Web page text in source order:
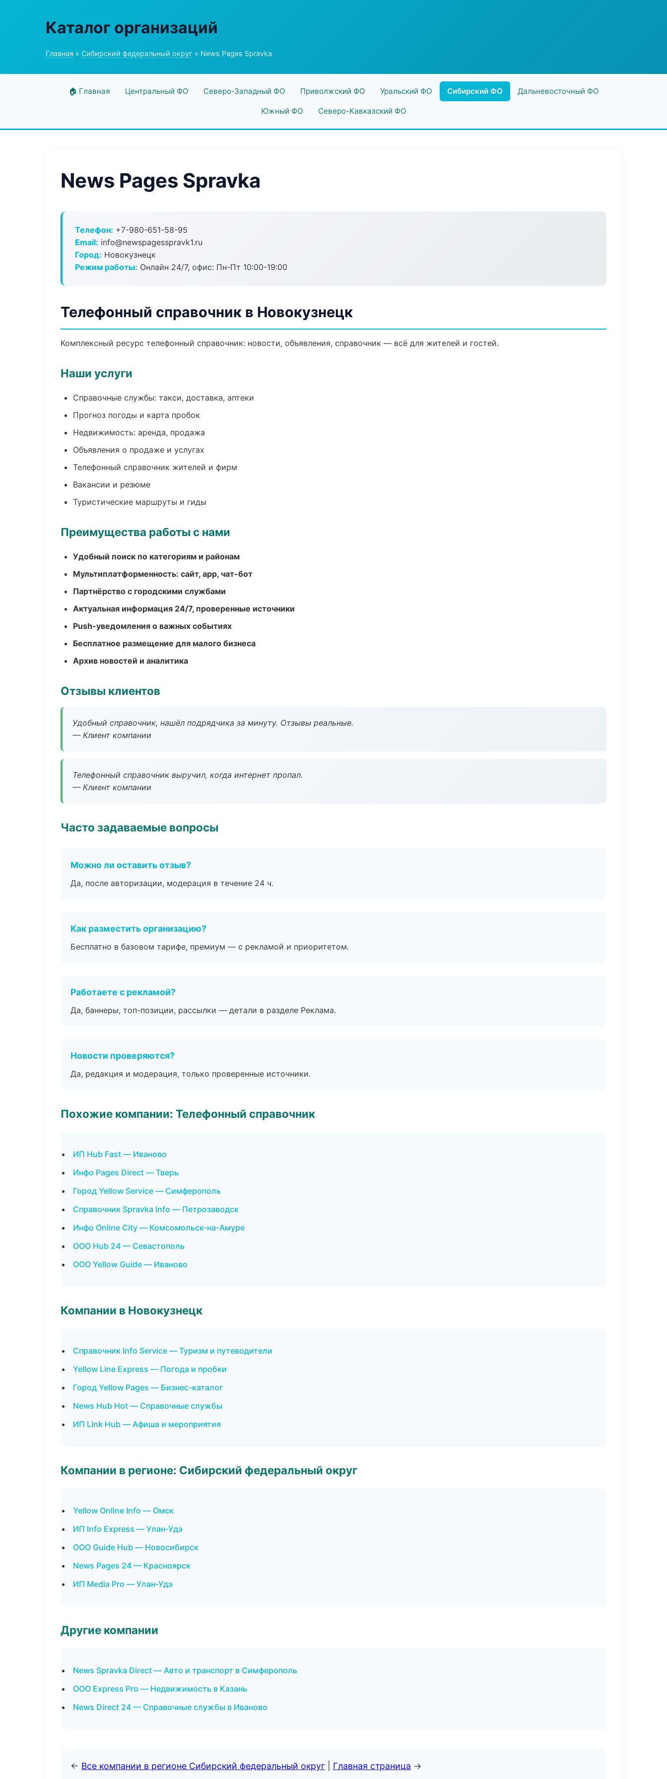
Каталог организаций
Главная » Сибирский федеральный округ » News Pages Spravka
🏠 Главная Центральный ФО Северо-Западный ФО Приволжский ФО Уральский ФО Сибирский ФО Дальневосточный ФО
Южный ФО Северо-Кавказский ФО
News Pages Spravka
Телефон: +7-980-651-58-95
Email: info@newspagesspravk1.ru
Город: Новокузнецк
Режим работы: Онлайн 24/7, офис: Пн-Пт 10:00-19:00
Телефонный справочник в Новокузнецк
Комплексный ресурс телефонный справочник: новости, объявления, справочник — всё для жителей и гостей.
Наши услуги
Справочные службы: такси, доставка, аптеки
Прогноз погоды и карта пробок
Недвижимость: аренда, продажа
Объявления о продаже и услугах
Телефонный справочник жителей и фирм
Вакансии и резюме
Туристические маршруты и гиды
Преимущества работы с нами
Удобный поиск по категориям и районам
Мультиплатформенность: сайт, app, чат-бот
Партнёрство с городскими службами
Актуальная информация 24/7, проверенные источники
Push-уведомления о важных событиях
Бесплатное размещение для малого бизнеса
Архив новостей и аналитика
Отзывы клиентов
Удобный справочник, нашёл подрядчика за минуту. Отзывы реальные.
— Клиент компании
Телефонный справочник выручил, когда интернет пропал.
— Клиент компании
Часто задаваемые вопросы
Можно ли оставить отзыв?
Да, после авторизации, модерация в течение 24 ч.
Как разместить организацию?
Бесплатно в базовом тарифе, премиум — с рекламой и приоритетом.
Работаете с рекламой?
Да, баннеры, топ-позиции, рассылки — детали в разделе Реклама.
Новости проверяются?
Да, редакция и модерация, только проверенные источники.
Похожие компании: Телефонный справочник
ИП Hub Fast — Иваново
Инфо Pages Direct — Тверь
Город Yellow Service — Симферополь
Справочник Spravka Info — Петрозаводск
Инфо Online City — Комсомольск-на-Амуре
ООО Hub 24 — Севастополь
ООО Yellow Guide — Иваново
Компании в Новокузнецк
Справочник Info Service — Туризм и путеводители
Yellow Line Express — Погода и пробки
Город Yellow Pages — Бизнес-каталог
News Hub Hot — Справочные службы
ИП Link Hub — Афиша и мероприятия
Компании в регионе: Сибирский федеральный округ
Yellow Online Info — Омск
ИП Info Express — Улан-Удэ
ООО Guide Hub — Новосибирск
News Pages 24 — Красноярск
ИП Media Pro — Улан-Удэ
Другие компании
News Spravka Direct — Авто и транспорт в Симферополь
ООО Express Pro — Недвижимость в Казань
News Direct 24 — Справочные службы в Иваново
← Все компании в регионе Сибирский федеральный округ Главная страница →